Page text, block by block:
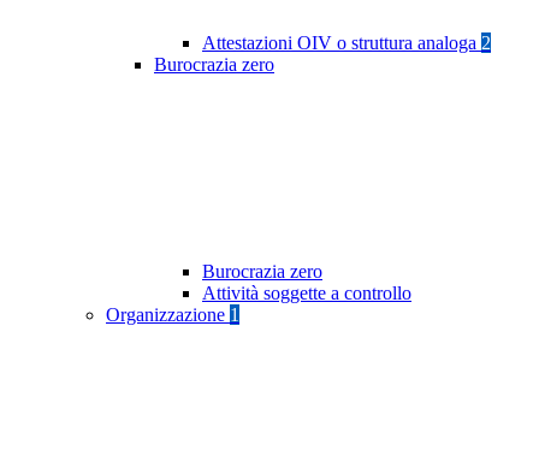
Attestazioni OIV o struttura analoga 2
Burocrazia zero
Burocrazia zero
Attività soggette a controllo
Organizzazione 1